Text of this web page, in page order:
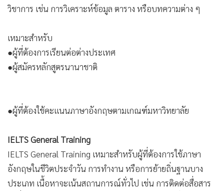
เหมาะสำหรับ
●ผู้สมัครหลักสูตรนานาชาติ
IELTS General Training
อังกฤษในชีวิตประจำวัน การทำงาน หรือการย้ายถิ่นฐานบาง
ประเภท เนื้อหาจะเน้นสถานการณ์ทั่วไป เช่น การติดต่อสื่อสาร
ในที่ทำงาน การใช้ภาษาในสังคม และการอ่านข้อมูลทั่วไป
เหมาะสำหรับ